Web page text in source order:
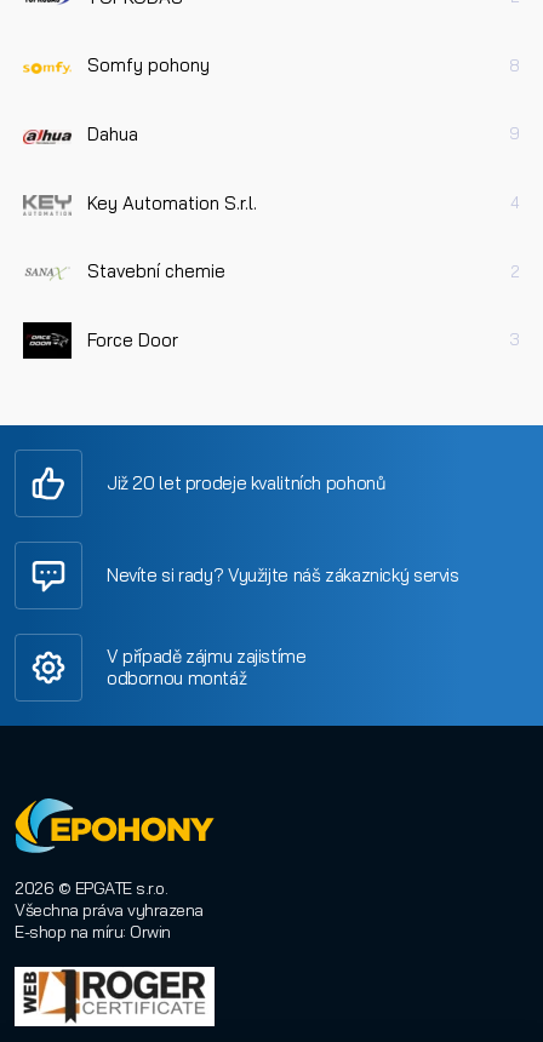
Somfy pohony 8
Dahua 9
Key Automation S.r.l. 4
Stavební chemie 2
Force Door 3
Již 20 let prodeje kvalitních pohonů
Nevíte si rady? Využijte náš zákaznický servis
V případě zájmu zajistíme
odbornou montáž
2026 © EPGATE s.r.o.
Všechna práva vyhrazena
E-shop na míru: Orwin